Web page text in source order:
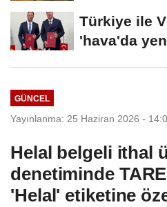
Türkiye ile
'hava'da
GÜNCEL
Yayınlanma: 25 Haziran 2026 -
Helal belgeli ithal
denetiminde
'Helal' etiketine